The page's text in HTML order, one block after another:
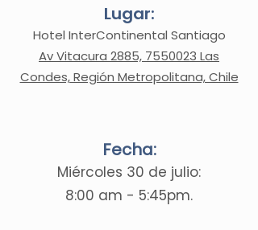
Lugar:
Hotel InterContinental Santiago
Av Vitacura 2885, 7550023 Las
Condes, Región Metropolitana, Chile
Fecha:
Miércoles 30 de julio:
8:00 am - 5:45pm.